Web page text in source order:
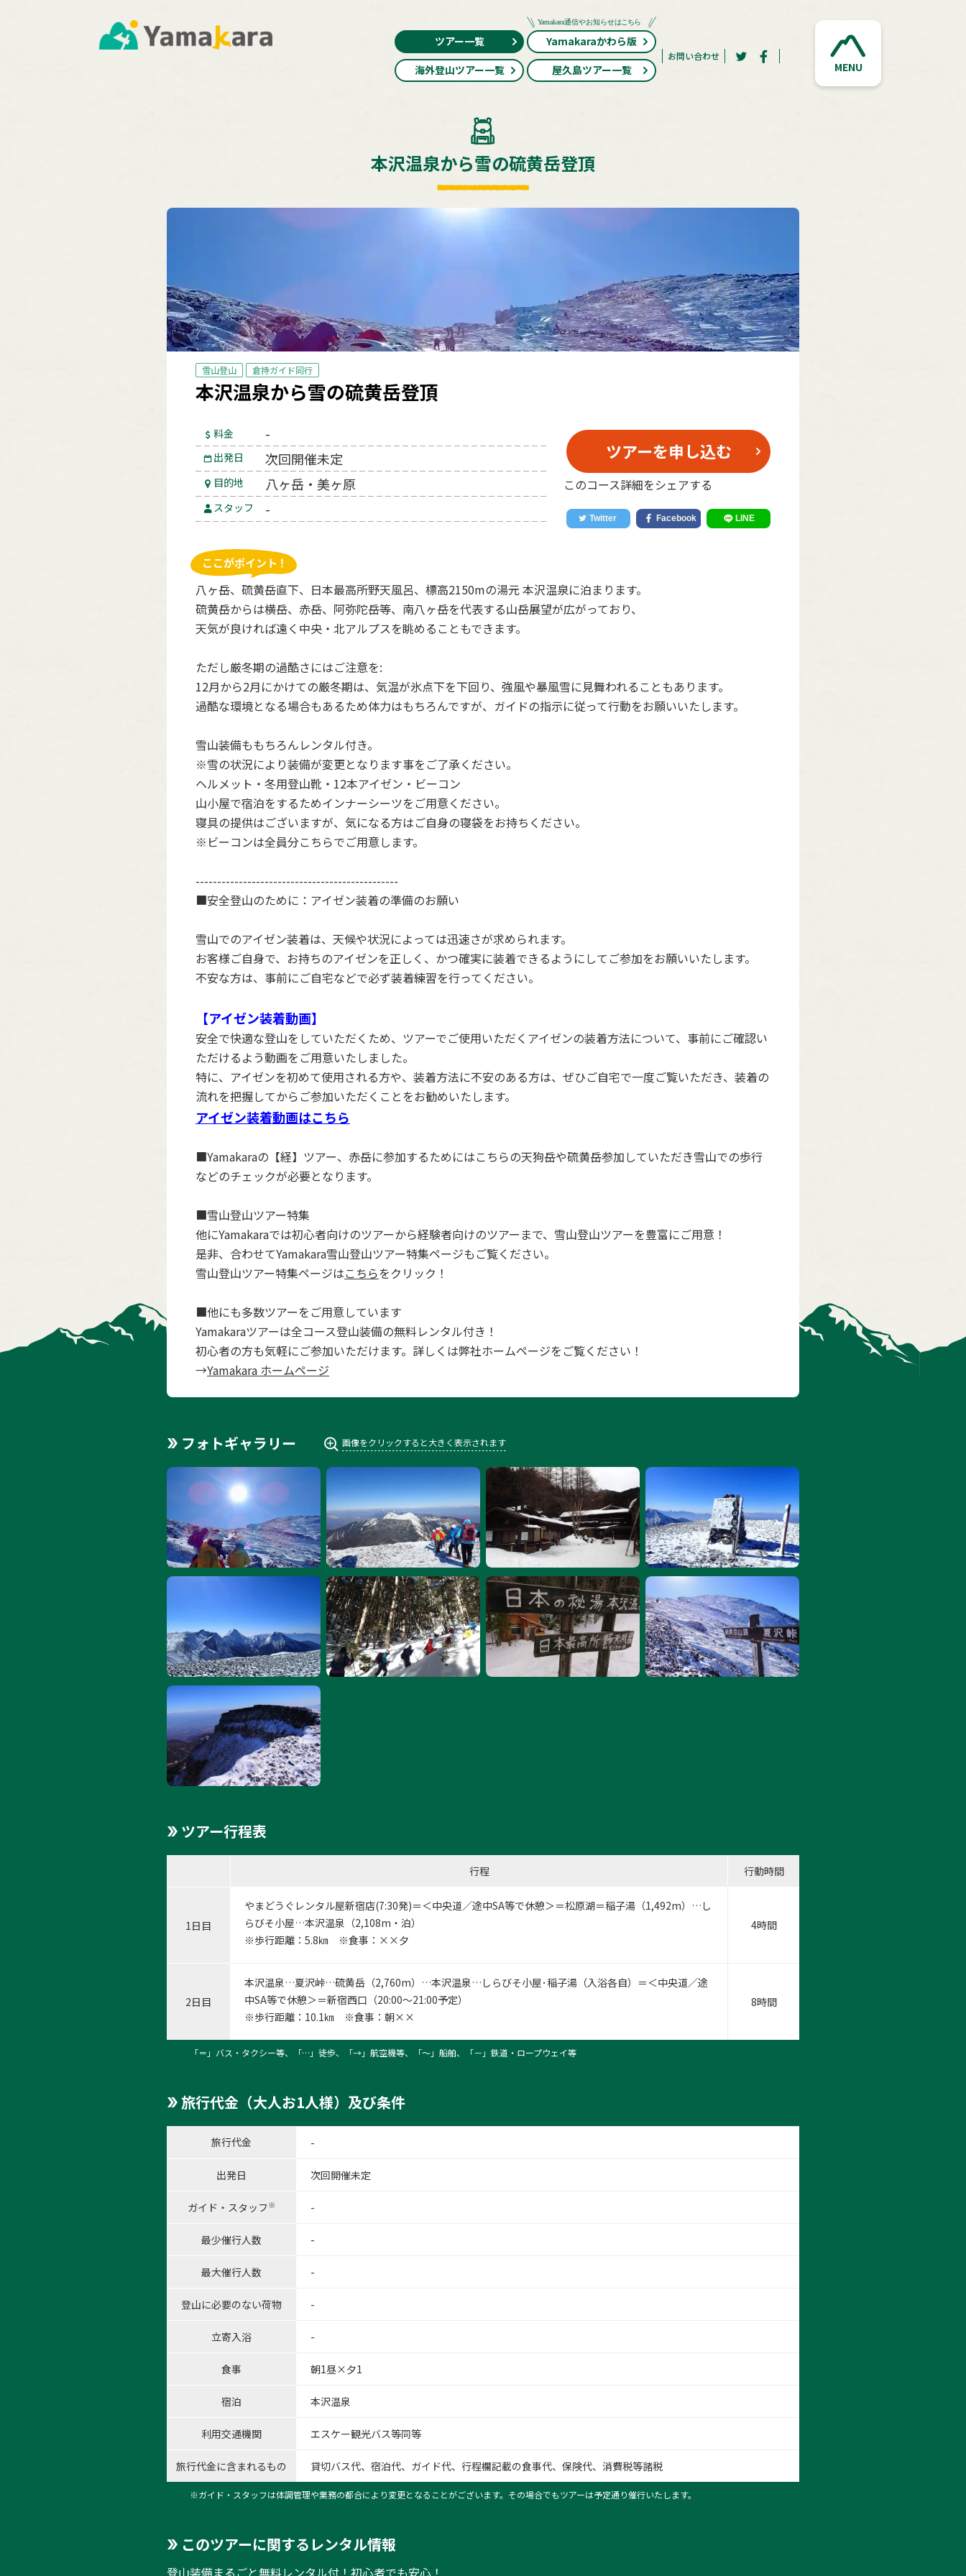
ツアー一覧
Yamakaraかわら版
海外登山ツアー一覧
屋久島ツアー一覧
お問い合わせ
MENU
本沢温泉から雪の硫黄岳登頂
雪山登山 倉持ガイド同行
本沢温泉から雪の硫黄岳登頂
料金 -
出発日 次回開催未定
目的地 八ヶ岳・美ヶ原
スタッフ -
ツアーを申し込む
このコース詳細をシェアする
八ヶ岳、硫黄岳直下、日本最高所野天風呂、標高2150mの湯元 本沢温泉に泊まります。
硫黄岳からは横岳、赤岳、阿弥陀岳等、南八ヶ岳を代表する山岳展望が広がっており、
天気が良ければ遠く中央・北アルプスを眺めることもできます。
ただし厳冬期の過酷さにはご注意を:
12月から2月にかけての厳冬期は、気温が氷点下を下回り、強風や暴風雪に見舞われることもあります。
過酷な環境となる場合もあるため体力はもちろんですが、ガイドの指示に従って行動をお願いいたします。
雪山装備ももちろんレンタル付き。
※雪の状況により装備が変更となります事をご了承ください。
ヘルメット・冬用登山靴・12本アイゼン・ビーコン
山小屋で宿泊をするためインナーシーツをご用意ください。
寝具の提供はございますが、気になる方はご自身の寝袋をお持ちください。
※ビーコンは全員分こちらでご用意します。
-----------------------------------------------
■安全登山のために：アイゼン装着の準備のお願い
雪山でのアイゼン装着は、天候や状況によっては迅速さが求められます。
お客様ご自身で、お持ちのアイゼンを正しく、かつ確実に装着できるようにしてご参加をお願いいたします。
不安な方は、事前にご自宅などで必ず装着練習を行ってください。
【アイゼン装着動画】
安全で快適な登山をしていただくため、ツアーでご使用いただくアイゼンの装着方法について、事前にご確認い
ただけるよう動画をご用意いたしました。
特に、アイゼンを初めて使用される方や、装着方法に不安のある方は、ぜひご自宅で一度ご覧いただき、装着の
流れを把握してからご参加いただくことをお勧めいたします。
アイゼン装着動画はこちら
■Yamakaraの【経】ツアー、赤岳に参加するためにはこちらの天狗岳や硫黄岳参加していただき雪山での歩行
などのチェックが必要となります。
■雪山登山ツアー特集
他にYamakaraでは初心者向けのツアーから経験者向けのツアーまで、雪山登山ツアーを豊富にご用意！
是非、合わせてYamakara雪山登山ツアー特集ページもご覧ください。
雪山登山ツアー特集ページはこちらをクリック！
■他にも多数ツアーをご用意しています
Yamakaraツアーは全コース登山装備の無料レンタル付き！
初心者の方も気軽にご参加いただけます。詳しくは弊社ホームページをご覧ください！
→Yamakara ホームページ
フォトギャラリー 画像をクリックすると大きく表示されます
ツアー行程表
行程 行動時間
1日目
やまどうぐレンタル屋新宿店(7:30発)＝＜中央道／途中SA等で休憩＞＝松原湖＝稲子湯（1,492m）…し
らびそ小屋…本沢温泉（2,108m・泊）
※歩行距離：5.8㎞ ※食事：××夕
4時間
2日目
本沢温泉…夏沢峠…硫黄岳（2,760m）…本沢温泉…しらびそ小屋･稲子湯（入浴各自）＝＜中央道／途
中SA等で休憩＞＝新宿西口（20:00～21:00予定）
※歩行距離：10.1㎞ ※食事：朝××
8時間
「＝」バス・タクシー等、「…」徒歩、「→」航空機等、「〜」船舶、「－」鉄道・ロープウェイ等
旅行代金（大人お1人様）及び条件
旅行代金 -
出発日 次回開催未定
ガイド・スタッフ ※ -
最少催行人数 -
最大催行人数 -
登山に必要のない荷物 -
立寄入浴 -
食事 朝1昼×夕1
宿泊 本沢温泉
利用交通機関 エスケー観光バス等同等
旅行代金に含まれるもの 貸切バス代、宿泊代、ガイド代、行程欄記載の食事代、保険代、消費税等諸税
※ガイド・スタッフは体調管理や業務の都合により変更となることがございます。その場合でもツアーは予定通り催行いたします。
このツアーに関するレンタル情報
登山装備まるごと無料レンタル付！初心者でも安心！
1:硫黄岳山頂まであと少し
1/